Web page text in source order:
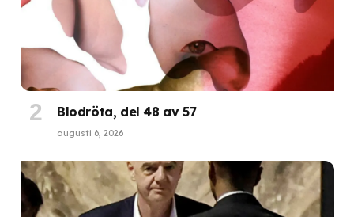
Blodröta, del 48 av 57
augusti 6, 2026